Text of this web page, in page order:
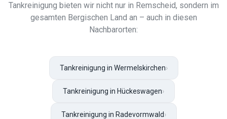
Tankreinigung bieten wir nicht nur in Remscheid, sondern im
gesamten Bergischen Land an – auch in diesen
Nachbarorten:
Tankreinigung in Wermelskirchen›
Tankreinigung in Hückeswagen›
Tankreinigung in Radevormwald›